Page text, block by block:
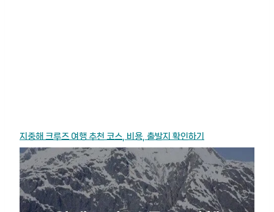
지중해 크루즈 여행 추천 코스, 비용, 출발지 확인하기